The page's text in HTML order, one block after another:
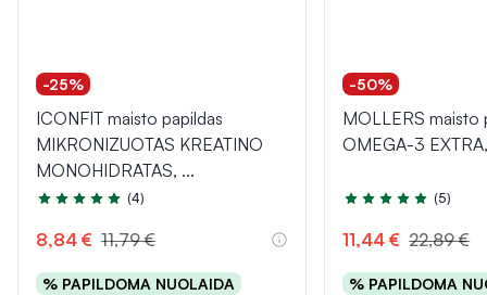
-25%
ICONFIT maisto papildas
MIKRONIZUOTAS KREATINO
MONOHIDRATAS, ...
Įvertinimas 5.0 iš 5
(4)
8,84 € 11,79 €
% PAPILDOMA NUOLAIDA
-50%
MOLLERS maisto
OMEGA-3
Įvertinimas 5.0 iš 5
(5)
11,44 € 22,89 €
% PAPILDOMA